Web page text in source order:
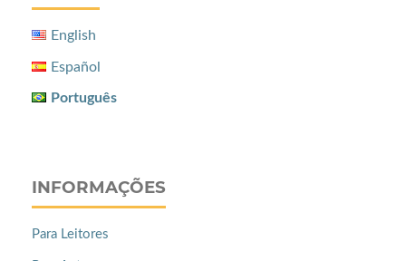
English
Español
Português
INFORMAÇÕES
Para Leitores